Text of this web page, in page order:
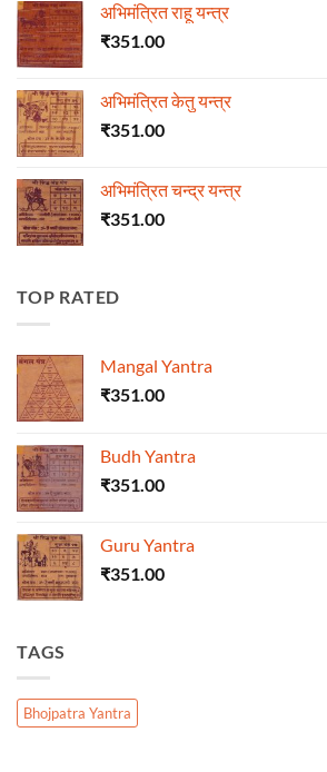
अभिमंत्रित राहू यन्त्र
₹351.00
अभिमंत्रित केतु यन्त्र
₹351.00
अभिमंत्रित चन्द्र यन्त्र
₹351.00
TOP RATED
Mangal Yantra
₹351.00
Budh Yantra
₹351.00
Guru Yantra
₹351.00
TAGS
Bhojpatra Yantra